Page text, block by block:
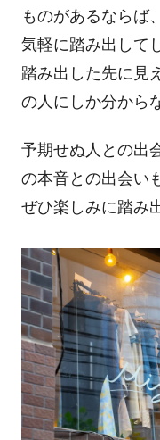
ものがあるならば
気軽に踏み出して
踏み出した先に見
の人にしか分から
予期せぬ人との出
の本音との出会い
ぜひ楽しみに踏み